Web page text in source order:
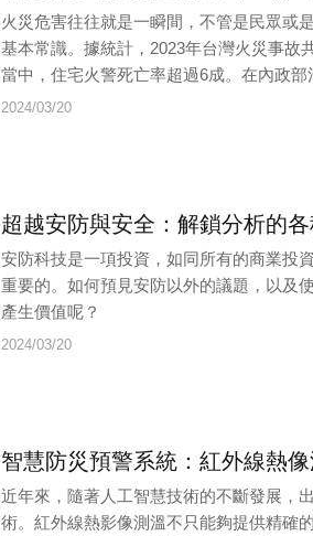
火災危害往往就是一瞬間，不管是民眾或
基本常識。據統計，2023年台灣火災事故
當中，住宅火警死亡率超過6成。在內政部
2024/03/20
超越安防與安全：解鎖分析的各
安防科技是一項投資，如同所有的商業投
重要的。如何預見安防以外的議題，以及
產生價值呢？
2024/03/20
智慧防災預警系統：紅外線熱
近年來，隨著人工智慧技術的不斷發展，
術。紅外線熱影像測溫不只能夠提供精確